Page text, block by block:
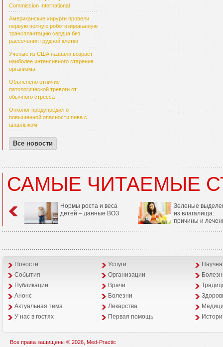
Commission International
Американские хирурги провели
первую полную роботизированную
трансплантацию сердца без
рассечения грудной клетки
Ученые из США назвали возраст
наиболее интенсивного старения
организма
Объяснено отличие
патологической тревоги от
обычного стресса
Онколог предупредил о
повышенной опасности пива с
шашлыком
Все новости
САМЫЕ ЧИТАЕМЫЕ
Нормы роста и веса
детей – данные ВОЗ
Зеленые
из влагалища:
причины и
Новости Услуги
События
Организации
Публикации
Врачи
Анонс
Болезни
Aктуальная тема
Лекарства
У нас в гостях
Первая помощь
Все права защищены © 2026, Med-Practic